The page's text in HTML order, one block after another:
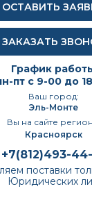
ОСТАВИТЬ
ЗАКАЗАТЬ
График
пт с 9-00 до
Ваш город:
Эль-Монте
Вы на сайте
Красноярск
+7(812)493-
поставки
Юридических